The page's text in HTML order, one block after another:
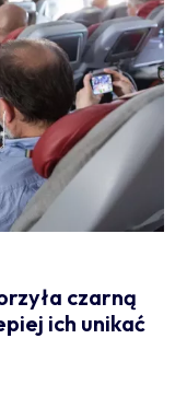
czarną
ich unikać